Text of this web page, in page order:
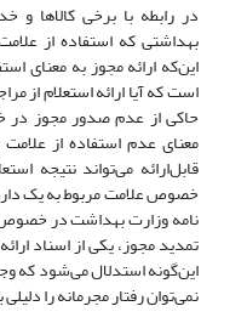
در رابطه با برخی کالاها و
بهداشتی که استفاده از
این‌که ارائه مجوز به معنای
است که آیا ارائه استعلام
حاکی از عدم صدور مجوز در
معنای عدم استفاده از
قابل‌ارائه می‌تواند نتیجه
خصوص علامت مربوط به یک
نامه وزارت بهداشت در
تمدید مجوز، یکی از اسناد
این‌گونه استدلال می‌شود که
نمی‌توان رفتار مجرمانه را